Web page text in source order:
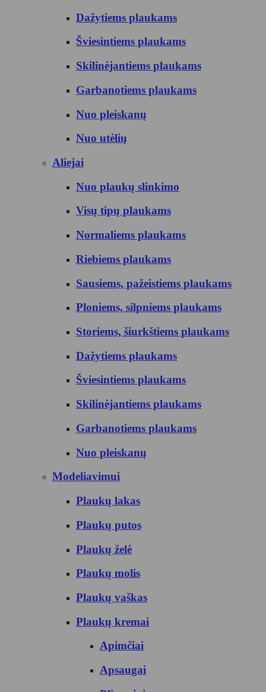
Dažytiems plaukams
Šviesintiems plaukams
Skilinėjantiems plaukams
Garbanotiems plaukams
Nuo pleiskanų
Nuo utėlių
Aliejai
Nuo plaukų slinkimo
Visų tipų plaukams
Normaliems plaukams
Riebiems plaukams
Sausiems, pažeistiems plaukams
Ploniems, silpniems plaukams
Storiems, šiurkštiems plaukams
Dažytiems plaukams
Šviesintiems plaukams
Skilinėjantiems plaukams
Garbanotiems plaukams
Nuo pleiskanų
Modeliavimui
Plaukų lakas
Plaukų putos
Plaukų želė
Plaukų molis
Plaukų vaškas
Plaukų kremai
Apimčiai
Apsaugai